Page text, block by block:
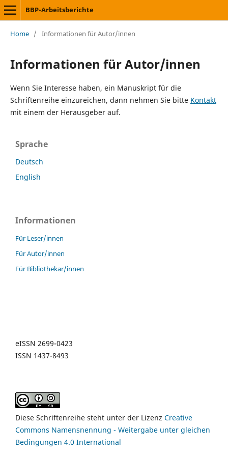
BBP-Arbeitsberichte
Home / Informationen für Autor/innen
Informationen für Autor/innen
Wenn Sie Interesse haben, ein Manuskript für die
Schriftenreihe einzureichen, dann nehmen Sie bitte Kontakt
mit einem der Herausgeber auf.
Sprache
Deutsch
English
Informationen
Für Leser/innen
Für Autor/innen
Für Bibliothekar/innen
eISSN 2699-0423
ISSN 1437-8493
Diese Schriftenreihe steht unter der Lizenz Creative
Commons Namensnennung - Weitergabe unter gleichen
Bedingungen 4.0 International